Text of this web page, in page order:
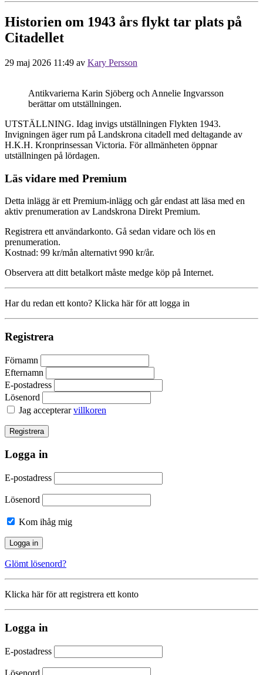
Historien om 1943 års flykt tar plats på
Citadellet
29 maj 2026 11:49 av Kary Persson
Antikvarierna Karin Sjöberg och Annelie Ingvarsson
berättar om utställningen.
UTSTÄLLNING. Idag invigs utställningen Flykten 1943.
Invigningen äger rum på Landskrona citadell med deltagande av
H.K.H. Kronprinsessan Victoria. För allmänheten öppnar
utställningen på lördagen.
Läs vidare med Premium
Detta inlägg är ett Premium-inlägg och går endast att läsa med en
aktiv prenumeration av Landskrona Direkt Premium.
Registrera ett användarkonto. Gå sedan vidare och lös en
prenumeration.
Kostnad: 99 kr/mån alternativt 990 kr/år.
Observera att ditt betalkort måste medge köp på Internet.
Har du redan ett konto? Klicka här för att logga in
Registrera
Förnamn
Efternamn
E-postadress
Lösenord
Jag accepterarvillkoren
Logga in
E-postadress
Lösenord
Kom ihåg mig
Glömt lösenord?
Klicka här för att registrera ett konto
Logga in
E-postadress
Lösenord